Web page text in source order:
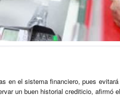
en el sistema financiero, pues
un buen historial crediticio, afirmó el